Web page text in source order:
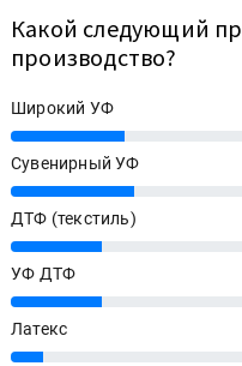
Какой следующий
производство?
Широкий УФ
25%
Сувенирный УФ
27%
ДТФ (текстиль)
20%
УФ ДТФ
20%
Латекс
7%